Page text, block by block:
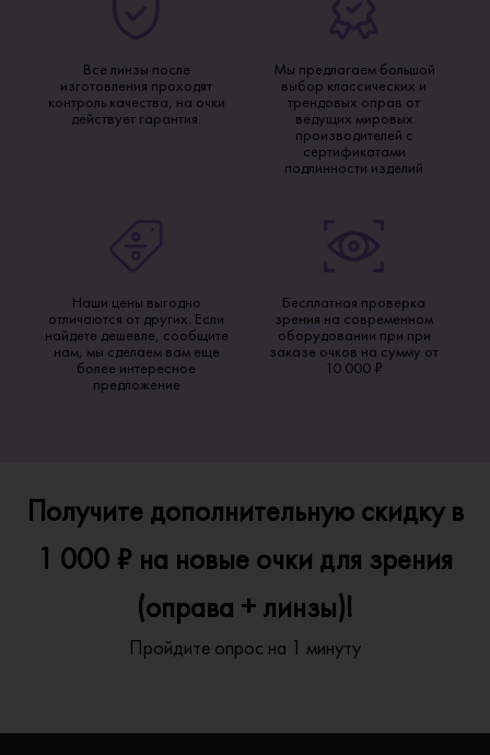
Все линзы после
изготовления проходят
контроль качества, на очки
действует гарантия.
Мы предлагаем большой
выбор классических и
трендовых оправ от
ведущих мировых
производителей с
сертификатами
подлинности изделий
Наши цены выгодно
отличаются от других. Если
найдете дешевле, сообщите
нам, мы сделаем вам еще
более интересное
предложение
Бесплатная проверка
зрения на современном
оборудовании при при
заказе очков на сумму от
10 000 ₽
Получите дополнительную скидку в
1 000 ₽ на новые очки для зрения
(оправа + линзы)!
Пройдите опрос на 1 минуту